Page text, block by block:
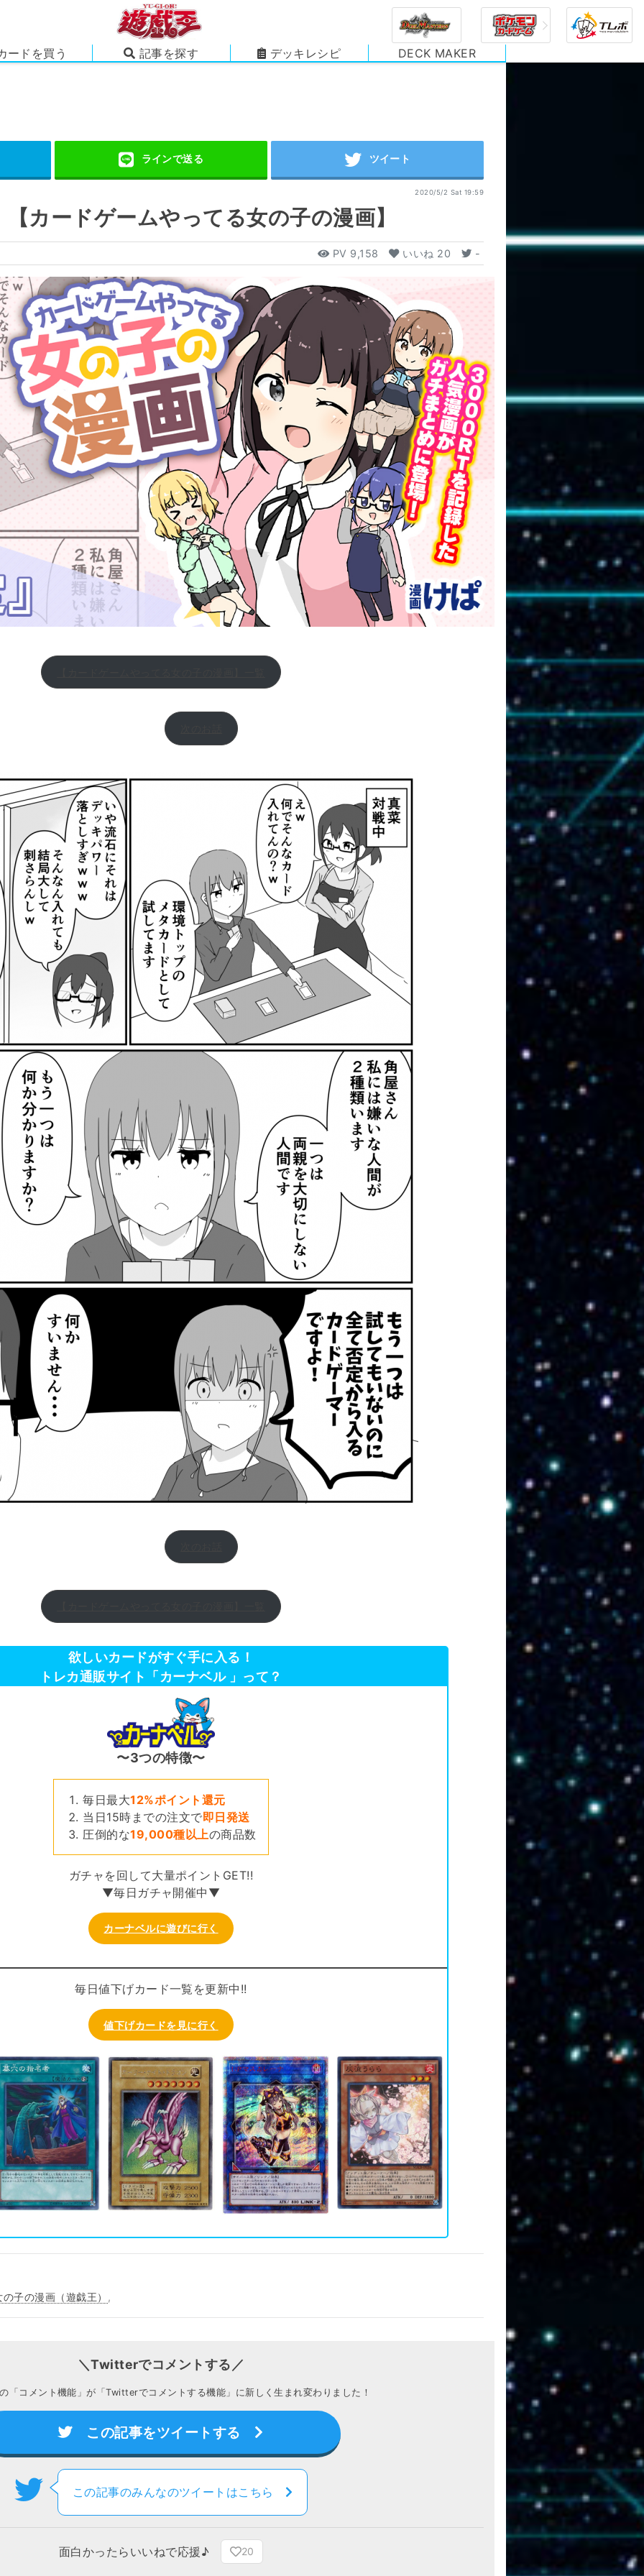
ードを買う 記事を探す デッキレシピ DECK MAKER
2020/5/2 Sat 19:59
カードゲームやってる女の子の漫画】
PV 9,158 いいね 20 -
欲しいカードがすぐ手に入る！
トレカ通販サイト「カーナベル 」って？
〜3つの特徴〜
毎日最大12%ポイント還元
当日15時までの注文で即日発送
圧倒的な19,000種以上の商品数
ガチャを回して大量ポイントGET!!
▼毎日ガチャ開催中▼
カーナベルに遊びに行く
毎日値下げカード一覧を更新中!!
値下げカードを見に行く
子の漫画（遊戯王） ,
＼Twitterでコメントする／
「コメント機能」が「Twitterでコメントする機能」に新しく生まれ変わりました！
この記事をツイートする
この記事のみんなのツイートはこちら
面白かったらいいねで応援♪ 20